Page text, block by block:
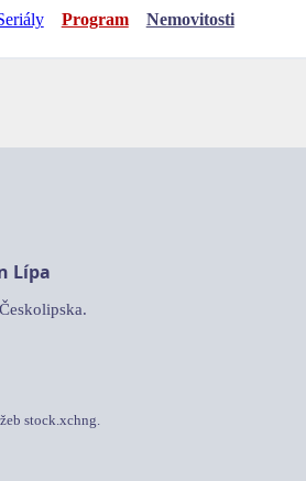
Program Nemovitosti
Lípa
stock.xchng.